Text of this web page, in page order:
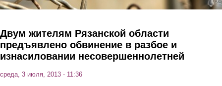
Двум жителям Рязанской области
предъявлено обвинение в разбое и
изнасиловании несовершеннолетней
среда, 3 июля, 2013 - 11:36